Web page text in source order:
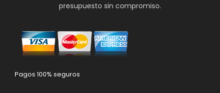
presupuesto sin compromiso.
Pagos 100% seguros